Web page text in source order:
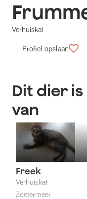
Verhuiskat
Profiel opslaan
Dit dier
van
Freek
Verhuiskat
Zoetermeer